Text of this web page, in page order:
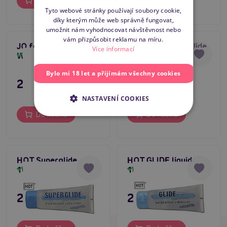
JO for Men H2O
Warming 120ml
295 Kč
Do košíku
HOT Anal Superglide
249 Kč
Do košíku
HOT Superglide
100ml
249 Kč
HOT GLIDE liquid
100ml
229 Kč
ENGLISH
Tyto webové stránky používají soubory cookie,
díky kterým může web správně fungovat,
umožnit nám vyhodnocovat návštěvnost nebo
vám přizpůsobit reklamu na míru.
Více informací
Bylo mi 18 let a přijímám všechny cookies
NASTAVENÍ COOKIES